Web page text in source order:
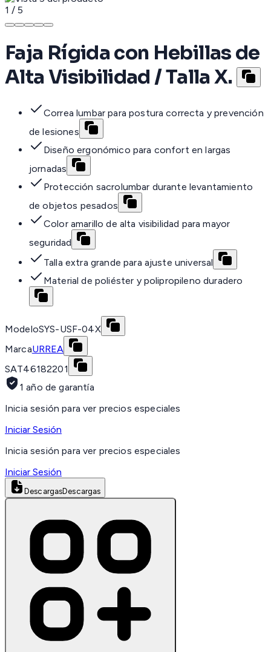
1 / 5
Faja Rígida con Hebillas de
Alta Visibilidad / Talla X.
Correa lumbar para postura correcta y prevención
de lesiones
Diseño ergonómico para confort en largas
jornadas
Protección sacrolumbar durante levantamiento
de objetos pesados
Color amarillo de alta visibilidad para mayor
seguridad
Talla extra grande para ajuste universal
Material de poliéster y polipropileno duradero
ModeloSYS-USF-04X
MarcaURREA
SAT46182201
1 año de garantía
Inicia sesión para ver precios especiales
Iniciar Sesión
Inicia sesión para ver precios especiales
Iniciar Sesión
DescargasDescargas